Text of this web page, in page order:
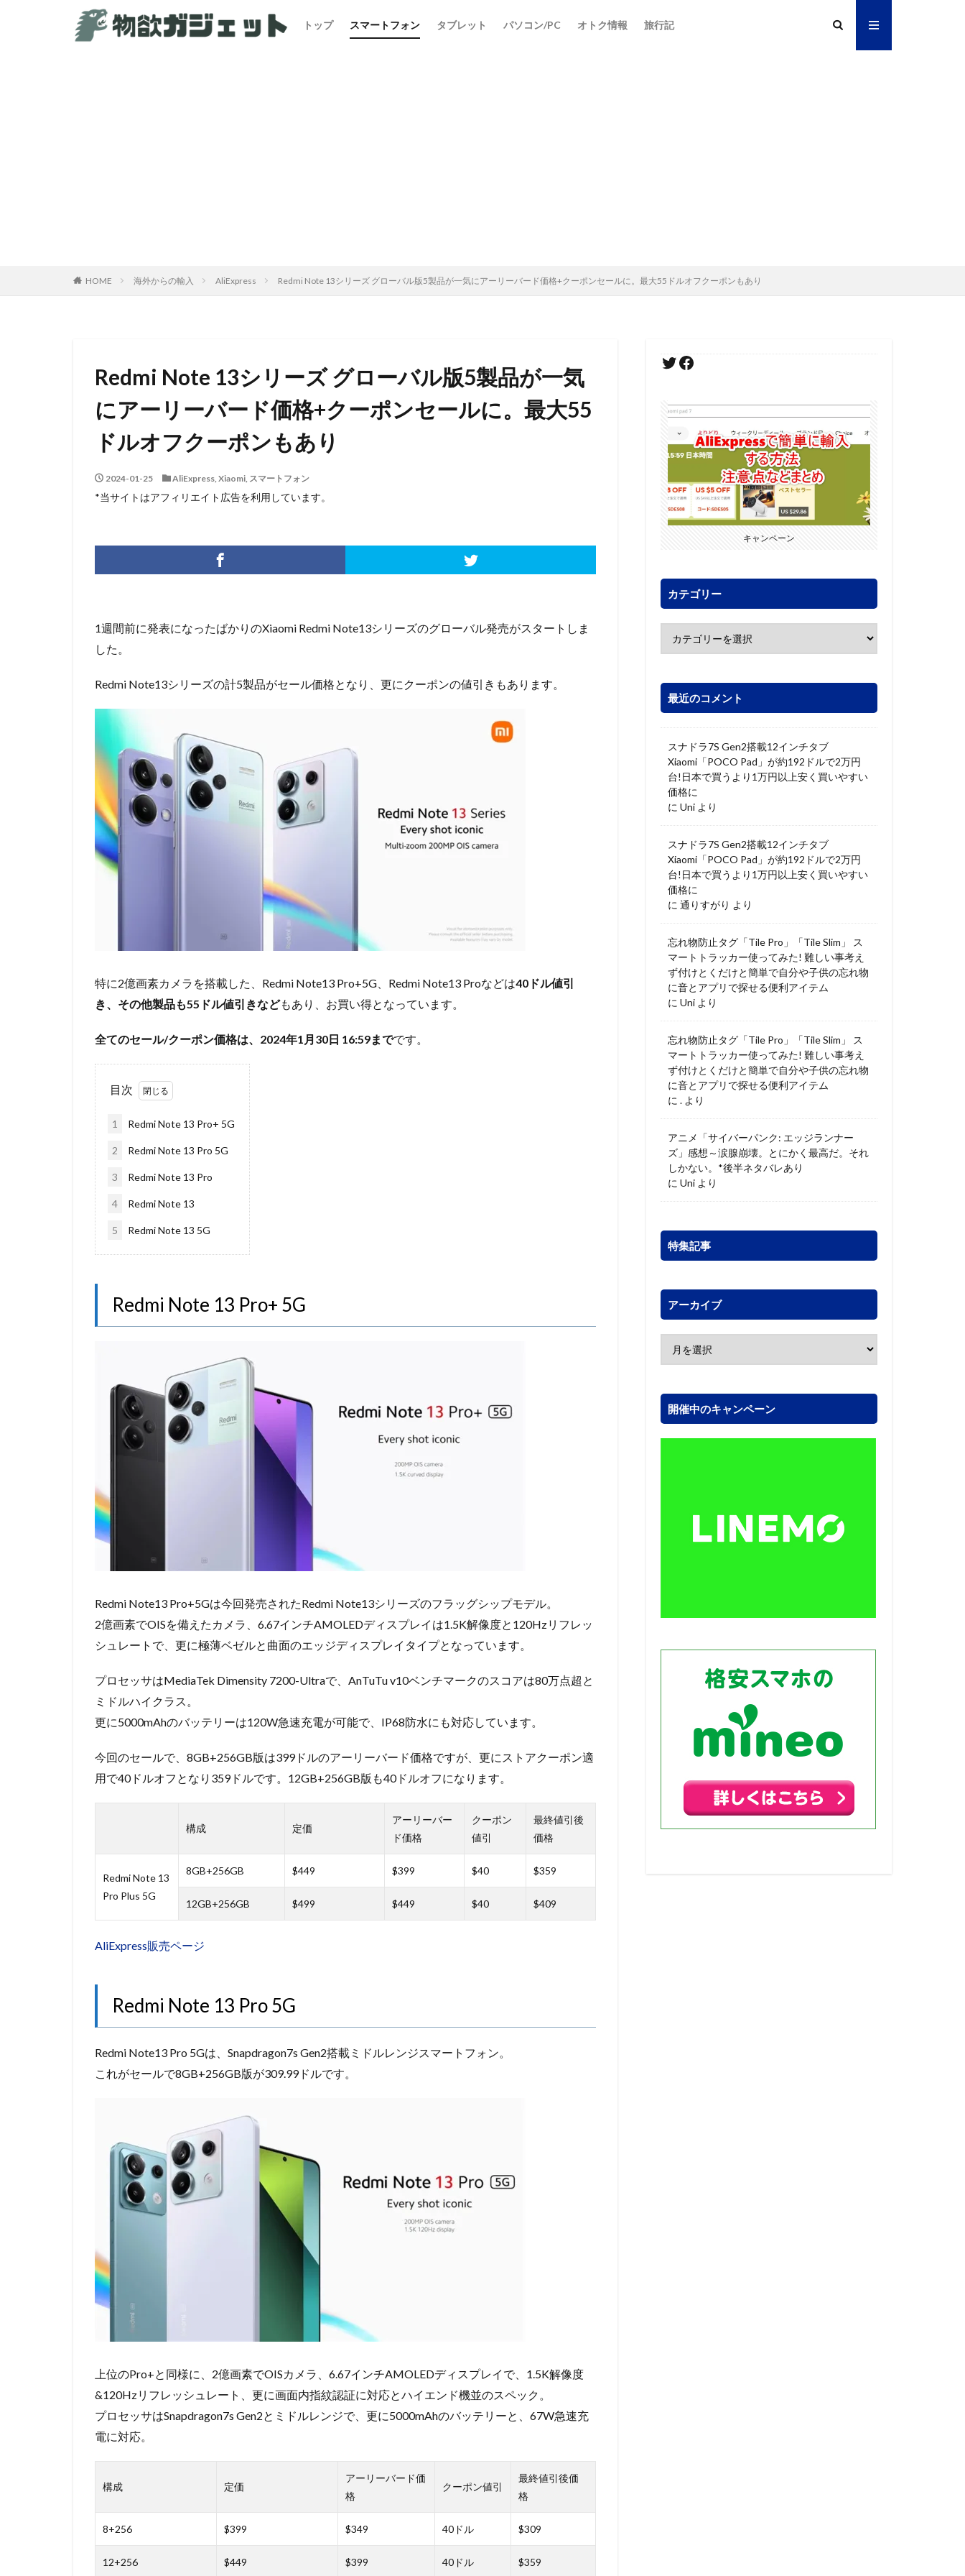
トップ スマートフォン タブレット パソコン/PC オトク情報 旅行記
HOME 海外からの輸入 AliExpress Redmi Note 13シリーズ グローバル版5製品が一気にアーリーバード価格+クーポンセールに。最大55ドルオフクーポンもあり
Redmi Note 13シリーズ グローバル版5製品が一気
にアーリーバード価格+クーポンセールに。最大55
ドルオフクーポンもあり
2024-01-25 AliExpress, Xiaomi, スマートフォン
*当サイトはアフィリエイト広告を利用しています。
1週間前に発表になったばかりのXiaomi Redmi Note13シリーズのグローバル発売がスタートしま
した。
Redmi Note13シリーズの計5製品がセール価格となり、更にクーポンの値引きもあります。
特に2億画素カメラを搭載した、Redmi Note13 Pro+5G、Redmi Note13 Proなどは40ドル値引
き、その他製品も55ドル値引きなどもあり、お買い得となっています。
全てのセール/クーポン価格は、2024年1月30日 16:59までです。
目次
1 Redmi Note 13 Pro+ 5G
2 Redmi Note 13 Pro 5G
3 Redmi Note 13 Pro
4 Redmi Note 13
5 Redmi Note 13 5G
Redmi Note 13 Pro+ 5G
Redmi Note13 Pro+5Gは今回発売されたRedmi Note13シリーズのフラッグシップモデル。
2億画素でOISを備えたカメラ、6.67インチAMOLEDディスプレイは1.5K解像度と120Hzリフレッ
シュレートで、更に極薄ベゼルと曲面のエッジディスプレイタイプとなっています。
プロセッサはMediaTek Dimensity 7200-Ultraで、AnTuTu v10ベンチマークのスコアは80万点超と
ミドルハイクラス。
更に5000mAhのバッテリーは120W急速充電が可能で、IP68防水にも対応しています。
今回のセールで、8GB+256GB版は399ドルのアーリーバード価格ですが、更にストアクーポン適
用で40ドルオフとなり359ドルです。12GB+256GB版も40ドルオフになります。
構成 定価
アーリーバー
ド価格
クーポン
値引
最終値引後
価格
Redmi Note 13
Pro Plus 5G
8GB+256GB $449 $399 $40 $359
12GB+256GB $499 $449 $40 $409
AliExpress販売ページ
Redmi Note 13 Pro 5G
Redmi Note13 Pro 5Gは、Snapdragon7s Gen2搭載ミドルレンジスマートフォン。
これがセールで8GB+256GB版が309.99ドルです。
上位のPro+と同様に、2億画素でOISカメラ、6.67インチAMOLEDディスプレイで、1.5K解像度
&120Hzリフレッシュレート、更に画面内指紋認証に対応とハイエンド機並のスペック。
プロセッサはSnapdragon7s Gen2とミドルレンジで、更に5000mAhのバッテリーと、67W急速充
電に対応。
構成 定価
アーリーバード価
格
クーポン値引
最終値引後価
格
8+256 $399 $349 40ドル $309
12+256 $449 $399 40ドル $359
キャンペーン
カテゴリー
最近のコメント
スナドラ7S Gen2搭載12インチタブ
Xiaomi「POCO Pad」が約192ドルで2万円
台!日本で買うより1万円以上安く買いやすい
価格に
に Uni より
スナドラ7S Gen2搭載12インチタブ
Xiaomi「POCO Pad」が約192ドルで2万円
台!日本で買うより1万円以上安く買いやすい
価格に
に 通りすがり より
忘れ物防止タグ「Tile Pro」「Tile Slim」 ス
マートトラッカー使ってみた! 難しい事考え
ず付けとくだけと簡単で自分や子供の忘れ物
に音とアプリで探せる便利アイテム
に Uni より
忘れ物防止タグ「Tile Pro」「Tile Slim」 ス
マートトラッカー使ってみた! 難しい事考え
ず付けとくだけと簡単で自分や子供の忘れ物
に音とアプリで探せる便利アイテム
に . より
アニメ「サイバーパンク: エッジランナー
ズ」感想～涙腺崩壊。とにかく最高だ。それ
しかない。*後半ネタバレあり
に Uni より
特集記事
アーカイブ
開催中のキャンペーン